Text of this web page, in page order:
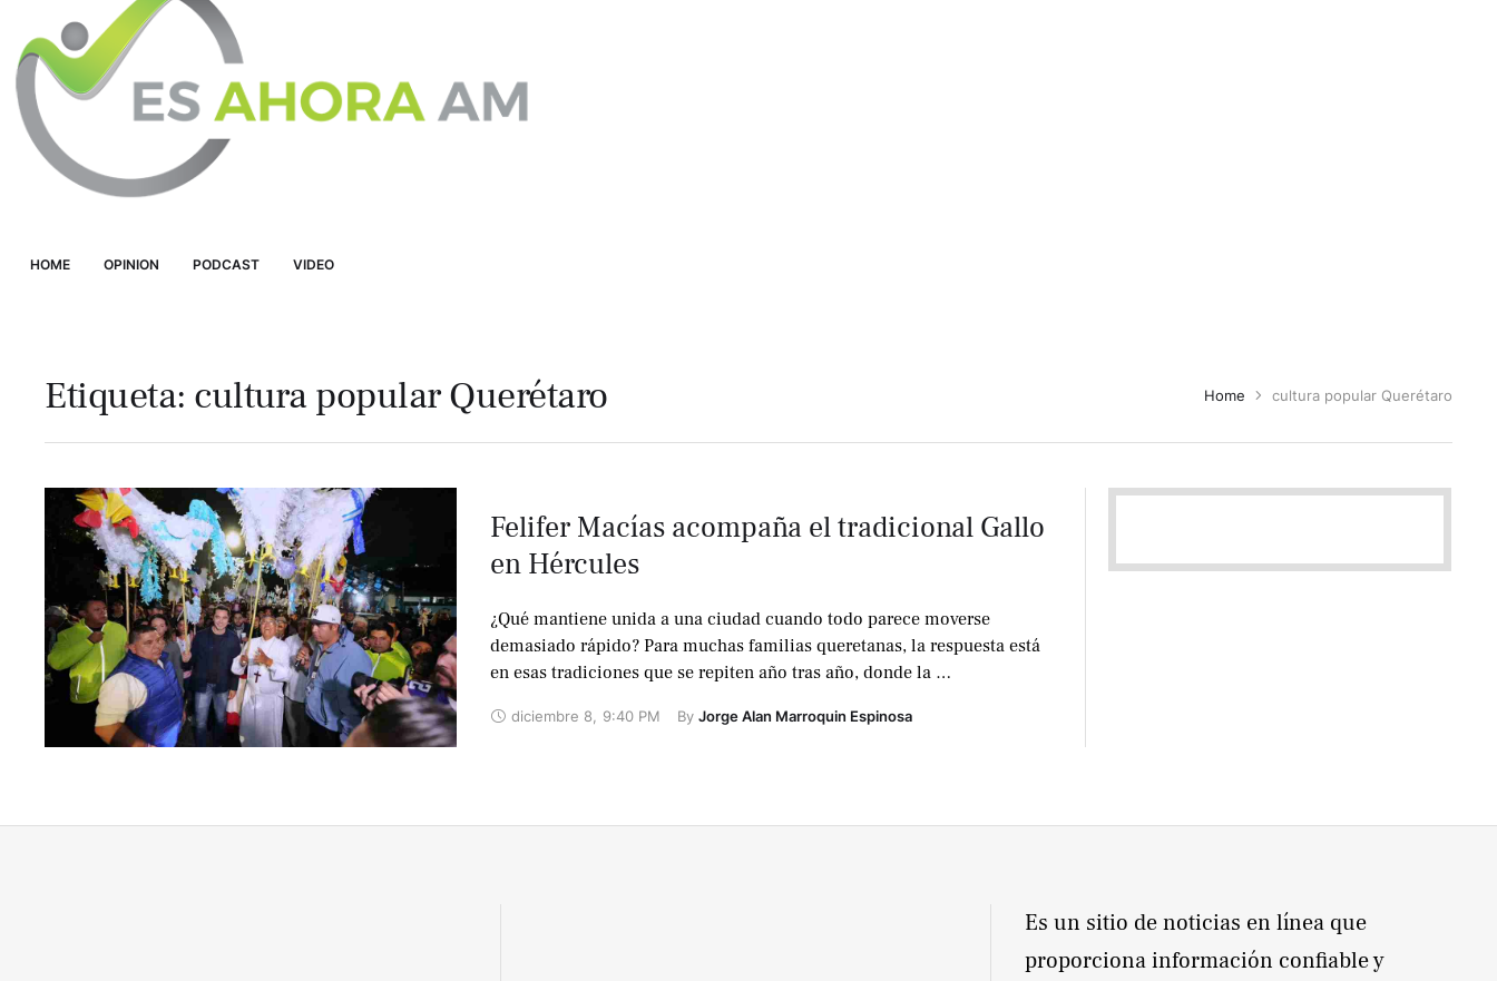
HOME OPINION PODCAST VIDEO
Etiqueta: cultura popular Querétaro Home cultura popular Querétaro
Felifer Macías acompaña el tradicional Gallo
en Hércules
¿Qué mantiene unida a una ciudad cuando todo parece moverse
demasiado rápido? Para muchas familias queretanas, la respuesta está
en esas tradiciones que se repiten año tras año, donde la …
diciembre 8 9:40 PM By Jorge Alan Marroquin Espinosa
Es un sitio de noticias en línea que
proporciona información confiable y